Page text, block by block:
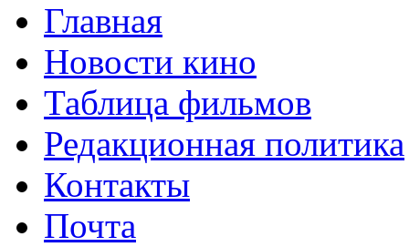
Главная
Новости кино
Таблица фильмов
Редакционная политика
Контакты
Почта